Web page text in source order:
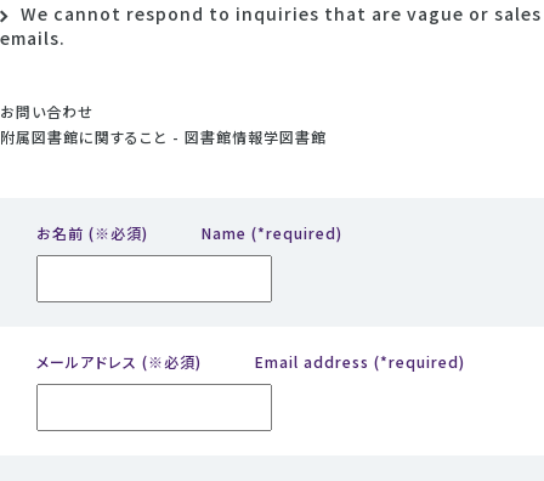
We cannot respond to inquiries that are vague or sales
emails.
お問い合わせ
附属図書館に関すること - 図書館情報学図書館
お名前 (※必須) Name (*required)
メールアドレス (※必須) Email address (*required)